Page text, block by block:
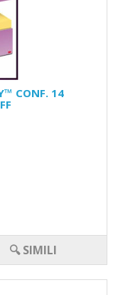
CONF. 14
🔍 SIMILI